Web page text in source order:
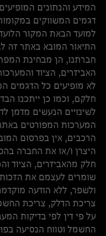
המידע והנתונים
דגמים המשווקים
למועד הבאת המקור
התיאור המובא באתר זה
חברתנו, הן מבחינת
האביזרים, הציוד
לא מופיעים כל הדגמים
חלקם, וכמו כן ייתכנו
לשינויים הנעשים מדמן
המערכות המפורטים
הרכבים, אין בפרסום
היצרן ו/או את החברה
חלק מהאביזרים, הציוד
שומרים לעצמם את
ולשפר, ללא הודעה
צריכת הדלק, צריכת
על פי דין לפי בדיקות
החשמל וטווח הנסיעה